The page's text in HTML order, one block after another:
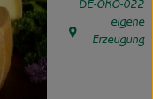
, Kontrollstelle:
DE-ÖKO-022
, Herkunft:
eigene
Erzeugung